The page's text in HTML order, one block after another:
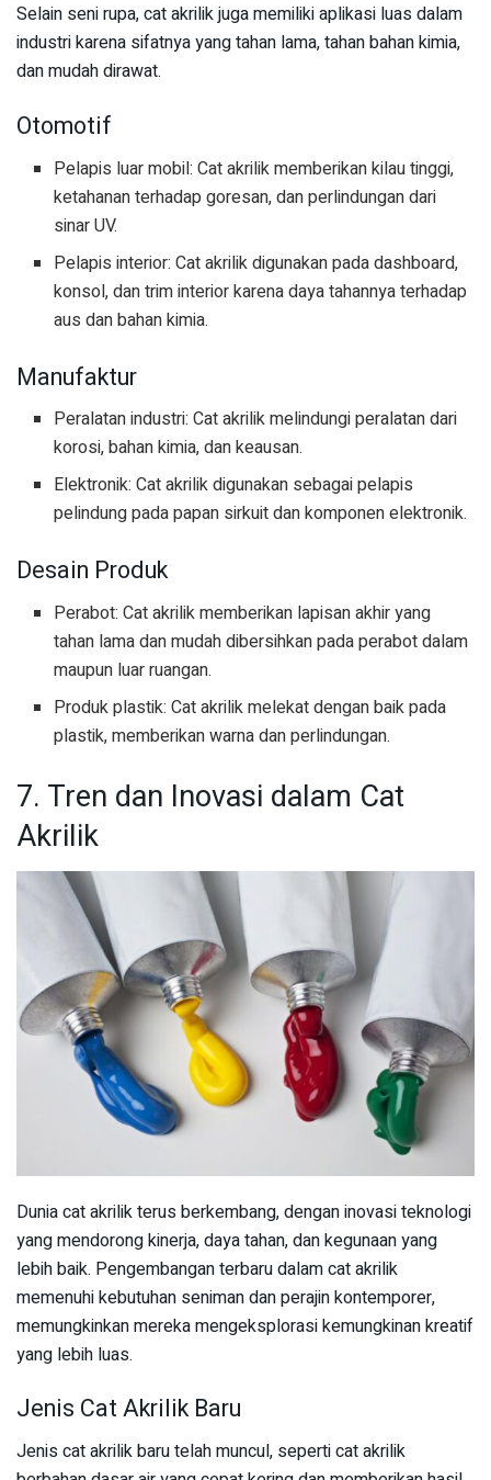
Selain seni rupa, cat akrilik juga memiliki aplikasi luas dalam
industri karena sifatnya yang tahan lama, tahan bahan kimia,
dan mudah dirawat.
Otomotif
Pelapis luar mobil: Cat akrilik memberikan kilau tinggi,
ketahanan terhadap goresan, dan perlindungan dari
sinar UV.
Pelapis interior: Cat akrilik digunakan pada dashboard,
konsol, dan trim interior karena daya tahannya terhadap
aus dan bahan kimia.
Manufaktur
Peralatan industri: Cat akrilik melindungi peralatan dari
korosi, bahan kimia, dan keausan.
Elektronik: Cat akrilik digunakan sebagai pelapis
pelindung pada papan sirkuit dan komponen elektronik.
Desain Produk
Perabot: Cat akrilik memberikan lapisan akhir yang
tahan lama dan mudah dibersihkan pada perabot dalam
maupun luar ruangan.
Produk plastik: Cat akrilik melekat dengan baik pada
plastik, memberikan warna dan perlindungan.
7. Tren dan Inovasi dalam Cat
Akrilik
Dunia cat akrilik terus berkembang, dengan inovasi teknologi
yang mendorong kinerja, daya tahan, dan kegunaan yang
lebih baik. Pengembangan terbaru dalam cat akrilik
memenuhi kebutuhan seniman dan perajin kontemporer,
memungkinkan mereka mengeksplorasi kemungkinan kreatif
yang lebih luas.
Jenis Cat Akrilik Baru
Jenis cat akrilik baru telah muncul, seperti cat akrilik